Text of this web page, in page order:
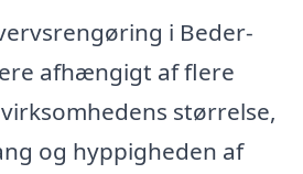
i Beder-
afhængigt af flere
størrelse,
og hyppigheden af